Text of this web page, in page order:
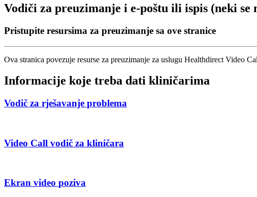
Vodiči za preuzimanje i e-poštu ili ispis (neki
Pristupite resursima za preuzimanje sa ove stranice
Ova stranica povezuje resurse za preuzimanje za uslugu Healthdirect Video
Informacije koje treba dati kliničarima
Vodič za rješavanje problema
Video Call vodič za kliničara
Ekran video poziva